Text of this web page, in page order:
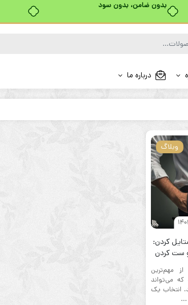
بدون ضامن، بدون سود
درباره ما
وبلاگ
کردن:
ست کردن
مهم‌ترین
می‌تواند
انتخاب یک
...